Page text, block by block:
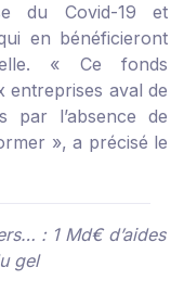
du Covid-19 et
en bénéficieront
« Ce fonds
entreprises aval de
par l’absence de
», a précisé le
: 1 Md€ d’aides
gel